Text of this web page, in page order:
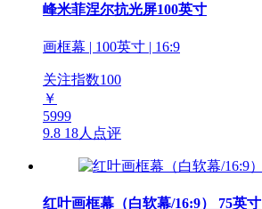
峰米菲涅尔抗光屏100英寸
画框幕 | 100英寸 | 16:9
关注指数100
￥
5999
9.8 18人点评
红叶画框幕（白软幕/16:9） 75英寸